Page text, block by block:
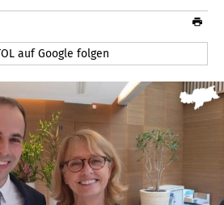
auf Google folgen